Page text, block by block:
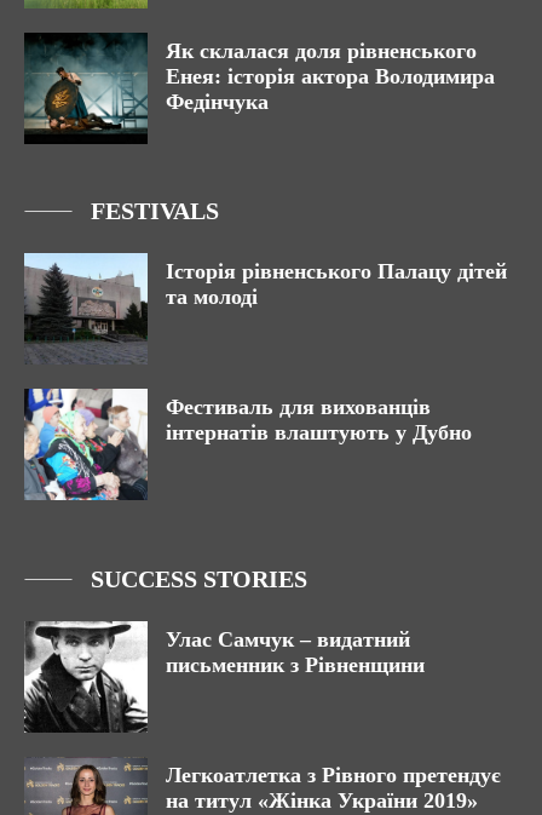
Як склалася доля рівненського
Енея: історія актора Володимира
Федінчука
FESTIVALS
Історія рівненського Палацу дітей
та молоді
Фестиваль для вихованців
інтернатів влаштують у Дубно
SUCCESS STORIES
Улас Самчук – видатний
письменник з Рівненщини
Легкоатлетка з Рівного претендує
на титул «Жінка України 2019»